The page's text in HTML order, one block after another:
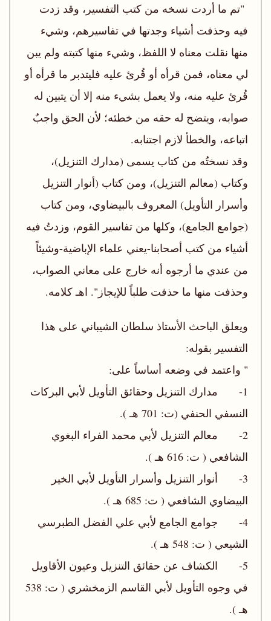
"تم ما أردت نسخه من كتب التفسير، وقد زدت
فيه وحذفت أشياء وجدتها في تفاسيرهم، وشيء
منها نقلت معناه لا اللفظ، وشيء منها كتبته ولم يبن
لي معناه، فمن قرأه أو قُرئ عليه فليتدبر ما قرأه أو
قُرئ عليه منه، ولا يعمل بشيء منه إلا أن يتبين له
صوابه، ويتضح له حقه من خطئه؛ لأن الحق واجبٌ
اتباعه، والخطأ لازم اجتنابه.
وقد نسختُه من كتاب يسمى (مدارك التنزيل)،
وكتاب (معالم التنزيل)، ومن كتاب (أنوار التنزيل
وأسرار التأويل) المعروف بالبيضاوي، ومن كتاب
(جوامع الجامع)، وكلها من تفاسير القوم، وزدتُ فيه
أشياء من كتب أصحابنا-يعني علماء الإباضية-وشيئاً
من عندي ما أرجوه أنه خارج على معاني الصواب،
وحذفت منها ما حذفت طلباً للإيجاز". اهـ كلامه.
ويعلق الباحث الأستاذ سلطان الشيباني على هذا
التفسير بقوله:
" واعتمد في وضعه أساساً على:
1- مدارك التنزيل وحقائق التأويل لأبي البركات
النسفي الحنفي (ت: 701 هـ ).
2- معالم التنزيل لأبي محمد الفراء البغوي
الشافعي ( ت: 616 هـ ).
3- أنوار التنزيل وأسرار التأويل لأبي الخير
البيضاوي الشافعي ( ت: 685 هـ ).
4- جوامع الجامع لأبي علي الفضل الطبرسي
الشيعي ( ت: 548 هـ ).
5- الكشاف عن حقائق التنزيل وعيون الأقاويل
في وجوه التأويل لأبي القاسم الزمخشري ( ت: 538
هـ ).